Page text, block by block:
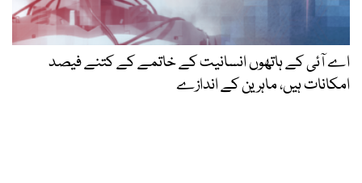
اے آئی کے ہاتھوں انسانیت کے خاتمے کے کتنے فیصد
امکانات ہیں، ماہرین کے اندازے